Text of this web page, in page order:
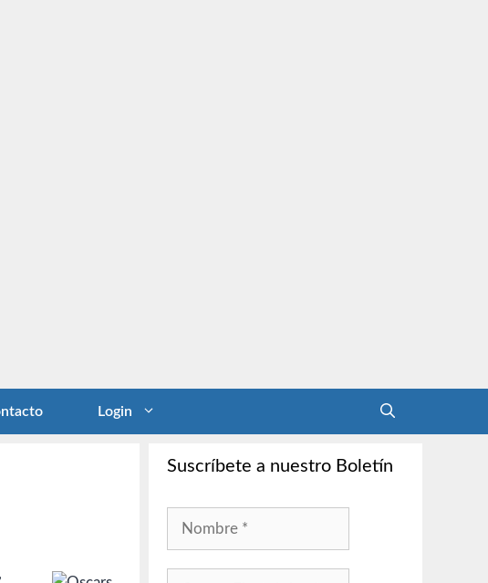
Login
,
Suscríbete a nuestro Boletín